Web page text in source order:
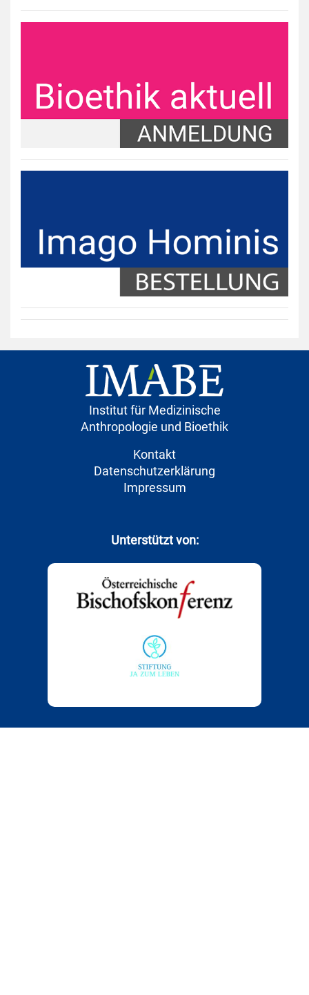
Institut für Medizinische
Anthropologie und Bioethik
Kontakt
Datenschutzerklärung
Impressum
Unterstützt von: